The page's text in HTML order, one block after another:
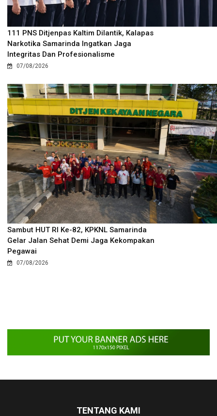
111 PNS Ditjenpas Kaltim Dilantik, Kalapas
Narkotika Samarinda Ingatkan Jaga
Integritas Dan Profesionalisme
07/08/2026
Sambut HUT RI Ke-82, KPKNL Samarinda
Gelar Jalan Sehat Demi Jaga Kekompakan
Pegawai
07/08/2026
TENTANG KAMI